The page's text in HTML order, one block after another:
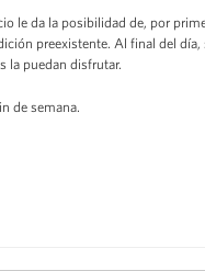
le da la posibilidad de, por
preexistente. Al final del
la puedan disfrutar.
de semana.